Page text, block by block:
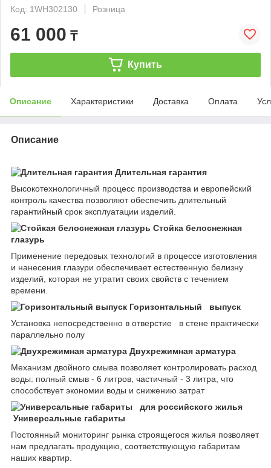
Код: 1WH302130
Розница
61 000 ₸
Купить
Описание Характеристики Доставка Оплата
Описание
Длительная гарантия
Высокотехнологичный процесс производства и европейский
контроль качества позволяют обеспечить длительный
гарантийный срок эксплуатации изделий.
Стойка белоснежная
глазурь
Применение передовых технологий в процессе изготовления
и нанесения глазури обеспечивает естественную белизну
изделий, которая не утратит своих свойств с течением
времени.
Горизонтальный выпуск
Установка непосредственно в отверстие в стене практически
параллельно полу
Двухрежимная арматура
Механизм двойного смыва позволяет контролировать расход
воды: полный смыв - 6 литров, частичный - 3 литра, что
способствует экономии воды и снижению затрат
Универсальные габариты
Постоянный мониторинг рынка строящегося жилья позволяет
нам предлагать продукцию, соответствующую габаритам
наших квартир.